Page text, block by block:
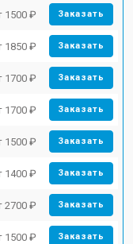
1500 ₽ Заказать
1850 ₽ Заказать
1700 ₽ Заказать
1700 ₽ Заказать
1500 ₽ Заказать
1400 ₽ Заказать
2700 ₽ Заказать
1500 ₽ Заказать